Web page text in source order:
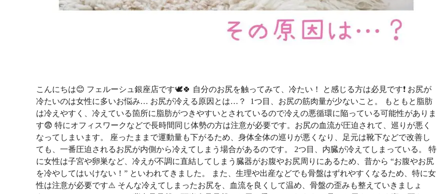
こんにちは😊 フェルーシュ銀座店です🕊🍀 自分のお尻を触ってみて、冷たい！ と感じる方は必見です❗️ お尻が
冷たいのは女性に多いお悩み… お尻が冷える原因とは…？
1つ目、お尻の筋肉量が少ないこと。 もともと脂肪
は冷えやすく、冷えている箇所に脂肪がつきやすいとされているので冷えの悪循環に陥っている可能性がありま
す😨 特にオフィスワークなどで長時間同じ体勢の方は注意が必要です。お尻の血流が圧迫されて、巡りが悪く
なってしまいます。 座ったままで運動量も下がるため、身体全体の巡りが悪くなり、足元は靴下などで改善し
ても、一番圧迫されるお尻が内側から冷えてしまう場合があるのです。 2つ目、内臓が冷えてしまっている。 特
に女性は子宮や卵巣など、冷えが不調に直結してしまう臓器がお腹やお尻周りにあるため、昔から “お腹やお尻
を冷やしてはいけない！” といわれてきました。 また、生理や出産などでも骨盤はずれやすくなるため、特に女
性は注意が必要です⚠️ そんな冷えてしまったお尻を、血流を良くして温め、骨盤の歪みも整えていきましょ